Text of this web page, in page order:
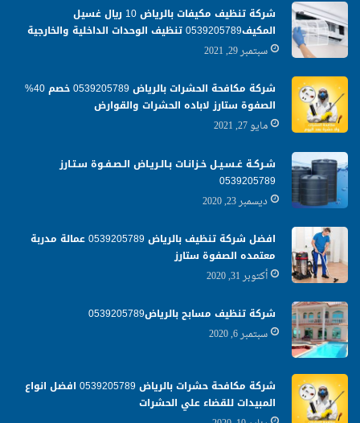
شركة تنظيف مكيفات بالرياض 10 ريال غسيل
المكيف0539205789 تنظيف الوحدات الداخلية والخارجية
سبتمبر 29, 2021
شركة مكافحة الحشرات بالرياض 0539205789 خصم 40%
الصفوة ستارز لاباده الحشرات والقوارض
مايو 27, 2021
شـركـة غـسـيـل خـزانـات بـالـريـاض الـصـفـوة سـتـارز
0539205789
ديسمبر 23, 2020
افضل شركة تنظيف بالرياض 0539205789 عمالة مدربة
معتمده الصفوة ستارز
أكتوبر 31, 2020
شركة تنظيف مسابح بالرياض0539205789
سبتمبر 6, 2020
شركة مكافحة حشرات بالرياض 0539205789 افضل انواع
المبيدات للقضاء علي الحشرات